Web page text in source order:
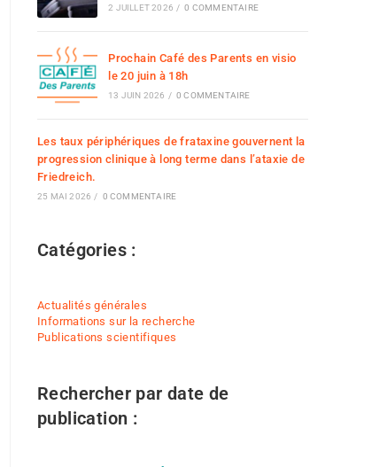
2 JUILLET 2026 / 0 COMMENTAIRE
Prochain Café des Parents en visio
le 20 juin à 18h
13 JUIN 2026 / 0 COMMENTAIRE
Les taux périphériques de frataxine gouvernent la
progression clinique à long terme dans l’ataxie de
Friedreich.
25 MAI 2026 / 0 COMMENTAIRE
Catégories :
Actualités générales
Informations sur la recherche
Publications scientifiques
Rechercher par date de
publication :